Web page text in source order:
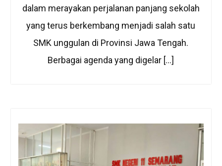
dalam merayakan perjalanan panjang sekolah
yang terus berkembang menjadi salah satu
SMK unggulan di Provinsi Jawa Tengah.
Berbagai agenda yang digelar […]